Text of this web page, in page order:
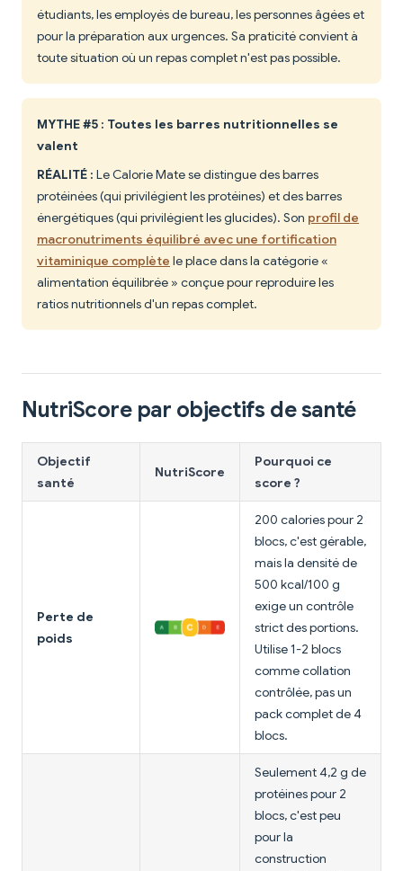
étudiants, les employés de bureau, les personnes âgées et
pour la préparation aux urgences. Sa praticité convient à
toute situation où un repas complet n'est pas possible.
MYTHE #5 : Toutes les barres nutritionnelles se
valent
RÉALITÉ : Le Calorie Mate se distingue des barres
protéinées (qui privilégient les protéines) et des barres
énergétiques (qui privilégient les glucides). Son profil de
macronutriments équilibré avec une fortification
vitaminique complète le place dans la catégorie «
alimentation équilibrée » conçue pour reproduire les
ratios nutritionnels d'un repas complet.
NutriScore par objectifs de santé
Objectif
santé
NutriScore
Pourquoi ce
score ?
Perte de
poids
200 calories pour 2
blocs, c'est gérable,
mais la densité de
500 kcal/100 g
exige un contrôle
strict des portions.
Utilise 1-2 blocs
comme collation
contrôlée, pas un
pack complet de 4
blocs.
Seulement 4,2 g de
protéines pour 2
blocs, c'est peu
pour la
construction